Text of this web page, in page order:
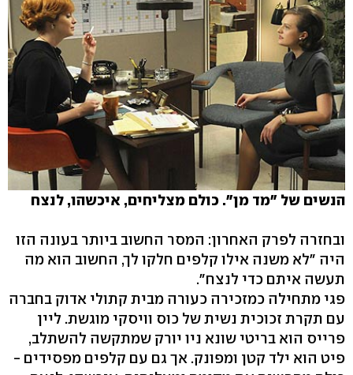
הנשים של "מד מן". כולם מצליחים, איכשהו, לנצח
ובחזרה לפרק האחרון: המסר החשוב ביותר בעונה הזו
היה "לא משנה אילו קלפים חלקו לך, החשוב הוא מה
תעשה איתם כדי לנצח".
פגי מתחילה כמזכירה כעורה מבית קתולי אדוק בחברה
עם תקרת זכוכית נשית של כוס וויסקי מוגשת. ליין
פרייס הוא בריטי שונא ניו יורק שמתקשה להשתלב,
פיט הוא ילד קטן ומפונק. אך גם עם קלפים מפסידים -